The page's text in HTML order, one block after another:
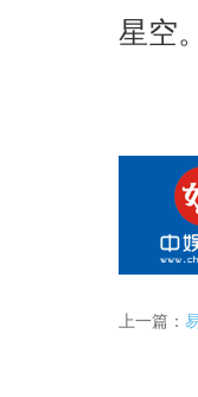
星空。
上一篇：